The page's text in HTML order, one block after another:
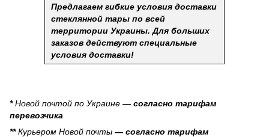
Предлагаем гибкие условия доставки
стеклянной тары по всей
территории Украины. Для больших
заказов действуют специальные
условия доставки!
*Новой почтой по Украине — согласно тарифам
перевозчика
**Курьером Новой почты — согласно тарифам